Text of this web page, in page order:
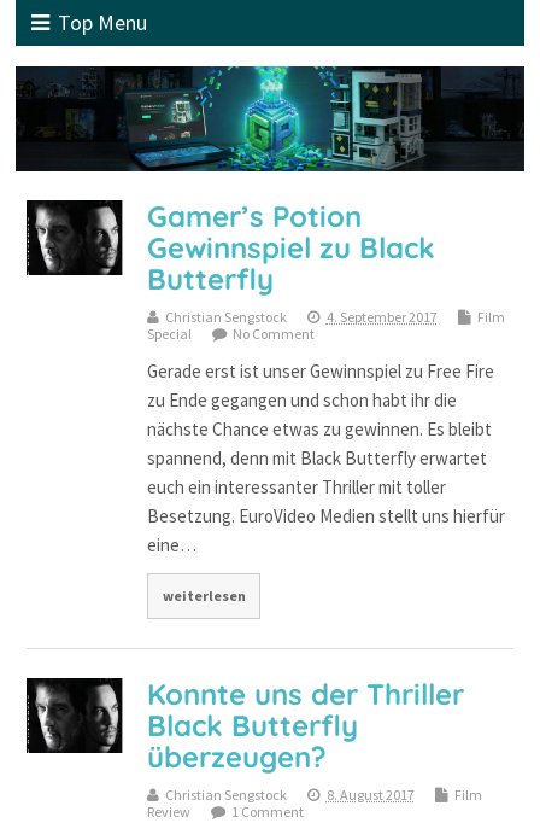
Top Menu
Gamer’s Potion
Gewinnspiel zu Black
Butterfly
Christian Sengstock 4. September 2017
Film
Special
No Comment
Gerade erst ist unser Gewinnspiel zu Free Fire
zu Ende gegangen und schon habt ihr die
nächste Chance etwas zu gewinnen. Es bleibt
spannend, denn mit Black Butterfly erwartet
euch ein interessanter Thriller mit toller
Besetzung. EuroVideo Medien stellt uns hierfür
eine…
weiterlesen
Konnte uns der Thriller
Black Butterfly
überzeugen?
Christian Sengstock 8. August 2017
Film
Review
1 Comment